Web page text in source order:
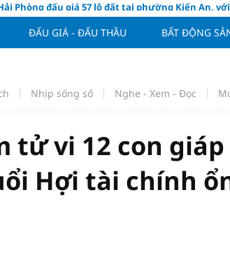
Phòng đấu giá 57 lô đất tại phường Kiến An,
đồng/m2
Đề xuất nghỉ 4 ngày liên tục dịp Ngày Văn hóa Việt
2026/27 nới suất ngoại binh
vi hôm nay, xem tử vi 12 con giáp hôm nay ngày
chăm chỉ
ĐẤU GIÁ - ĐẤU THẦU BẤT ĐỘNG
Nhịp sống số Nghe - Xem - Đọc
tử vi 12 con
Hợi tài chính